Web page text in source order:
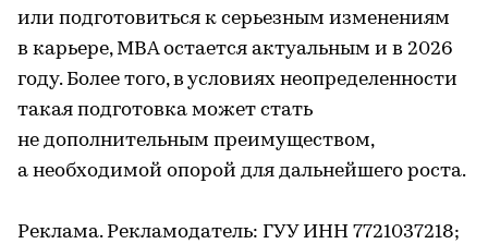
или подготовиться к серьезным изменениям
в карьере, MBA остается актуальным и в 2026
году. Более того, в условиях неопределенности
такая подготовка может стать
не дополнительным преимуществом,
а необходимой опорой для дальнейшего роста.
Реклама. Рекламодатель: ГУУ ИНН 7721037218;